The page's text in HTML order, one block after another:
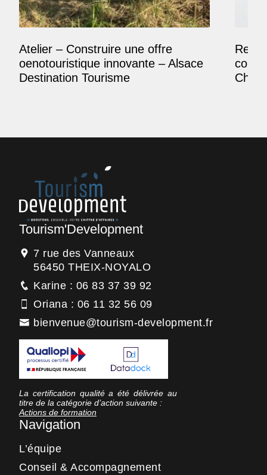
Atelier – Construire une offre
oenotouristique innovante – Alsace
Destination Tourisme
Tourism'Development
7 rue des Vanneaux
56450 THEIX-NOYALO
Karine : 06 83 37 39 92
Oriana : 06 11 32 56 09
bienvenue@tourism-development.fr
La certification qualité a été délivrée au
titre de la catégorie d’action suivante :
Actions de formation
Navigation
L’équipe
Conseil & Accompagnement